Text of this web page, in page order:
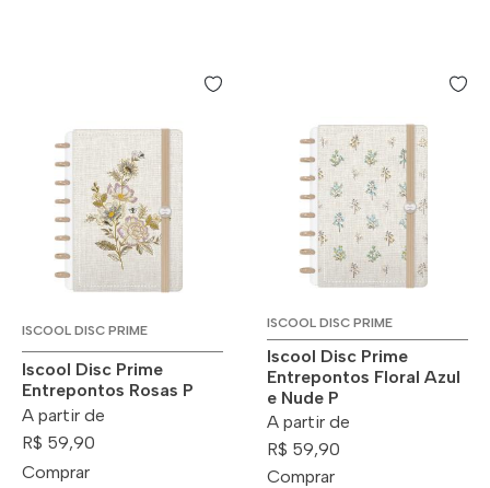
ISCOOL DISC PRIME
Iscool Disc Prime
Entrepontos Rosas P
A partir de
R$ 59,90
Comprar
ISCOOL DISC PRIME
Iscool Disc Prime
Entrepontos Floral Azul
e Nude P
A partir de
R$ 59,90
Comprar